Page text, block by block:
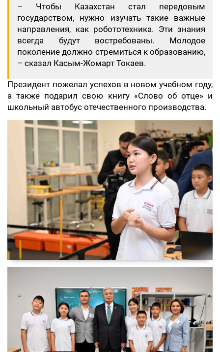
– Чтобы Казахстан стал передовым
государством, нужно изучать такие важные
направления, как робототехника. Эти знания
всегда будут востребованы. Молодое
поколение должно стремиться к образованию,
– сказал Касым-Жомарт Токаев.
Президент пожелал успехов в новом учебном году,
а также подарил свою книгу «Слово об отце» и
школьный автобус отечественного производства.